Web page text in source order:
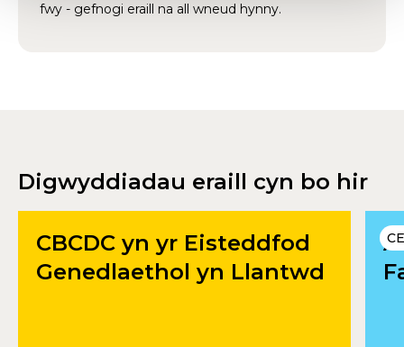
fwy - gefnogi eraill na all wneud hynny.
Digwyddiadau eraill cyn bo hir
CBCDC yn yr Eisteddfod
Genedlaethol yn Llantwd